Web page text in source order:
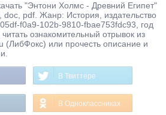
"Энтони Холмс - Древний Египет"
pdf. Жанр: История, издательство
f0a9-102b-9810-fbae753fdc93, год
ознакомительный отрывок из
(ЛибФокс) или прочесть описание и
В Твиттере
В Одноклассниках